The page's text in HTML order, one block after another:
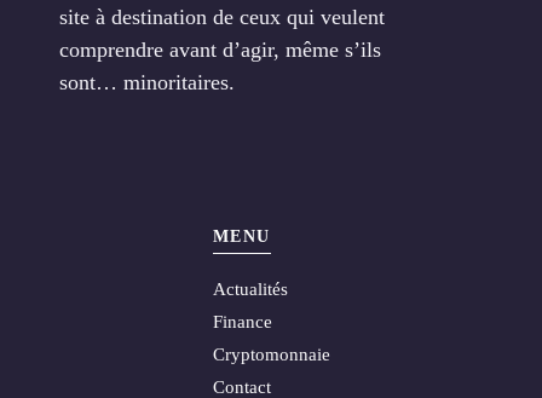
site à destination de ceux qui veulent
comprendre avant d’agir, même s’ils
sont… minoritaires.
MENU
Actualités
Finance
Cryptomonnaie
Contact